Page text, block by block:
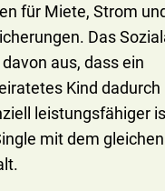
für Miete, Strom
Das
aus, dass ein
Kind dadurch
leistungsfähiger
mit dem gleichen